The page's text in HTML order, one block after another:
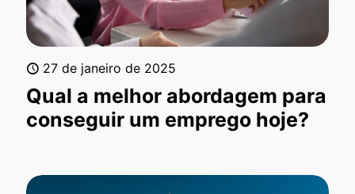
27 de janeiro de 2025
Qual a melhor abordagem para
conseguir um emprego hoje?